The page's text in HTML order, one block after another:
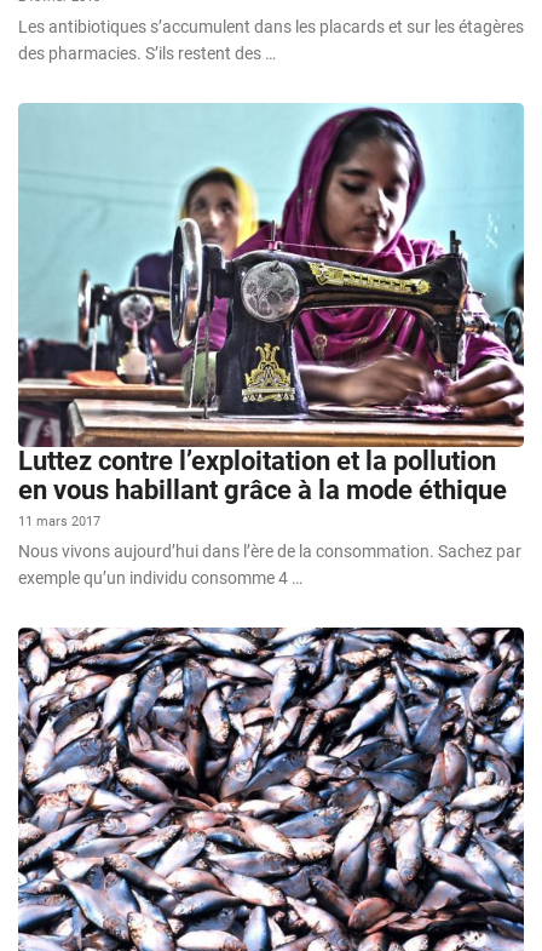
Les antibiotiques s’accumulent dans les placards et sur les étagères
des pharmacies. S’ils restent des …
Luttez contre l’exploitation et la pollution
en vous habillant grâce à la mode éthique
11 mars 2017
Nous vivons aujourd’hui dans l’ère de la consommation. Sachez par
exemple qu’un individu consomme 4 …